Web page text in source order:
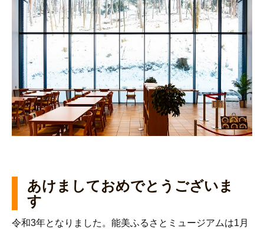
あけましておめでとうございま
す
令和3年となりました。能美ふるさとミュージアムは1月